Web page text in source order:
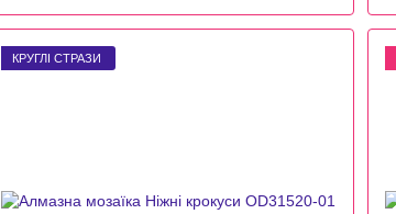
КРУГЛІ СТРАЗИ